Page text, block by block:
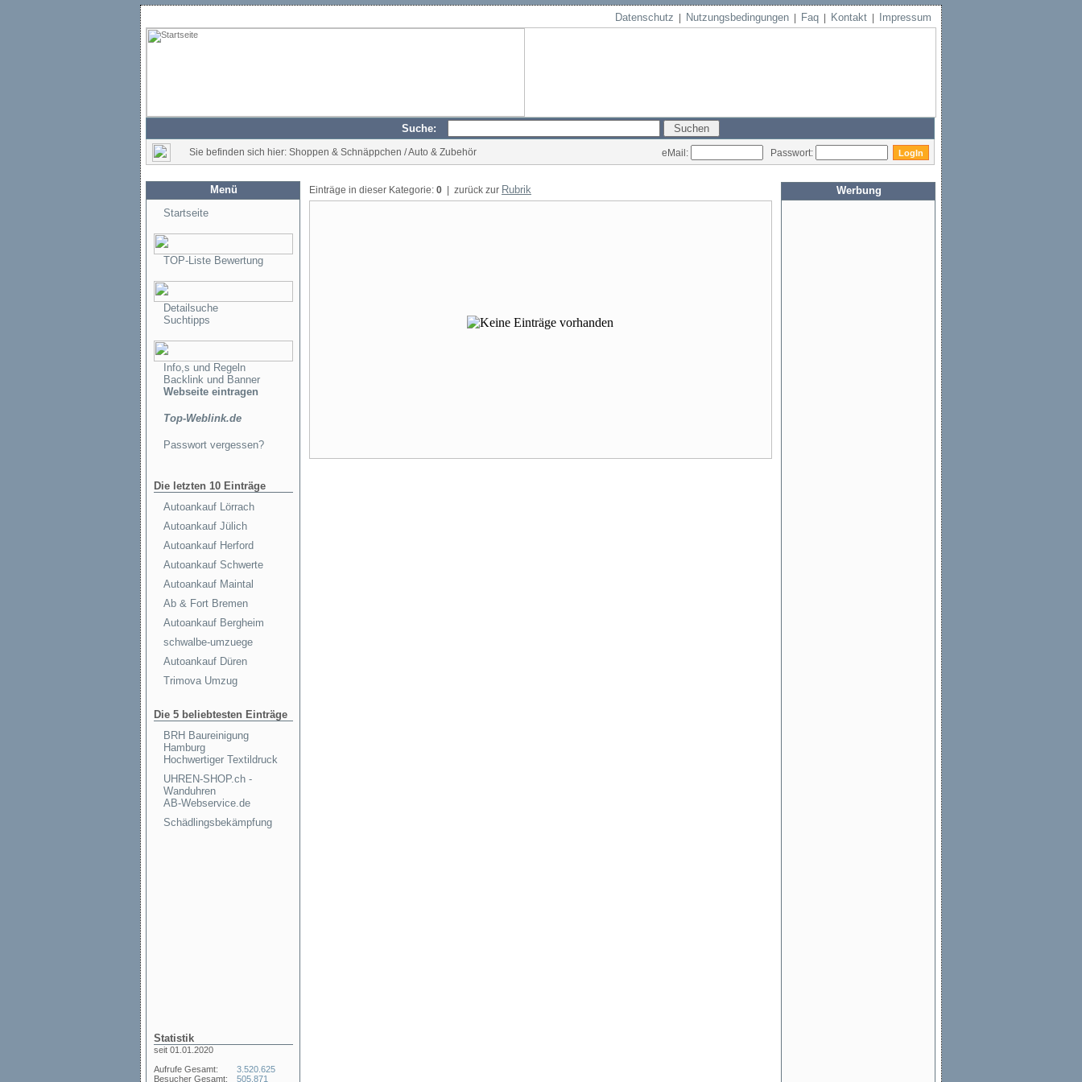
Datenschutz Nutzungsbedingungen Faq Kontakt Impressum
Suche:
Sie befinden sich hier: Shoppen & Schnäppchen / Auto & Zubehör eMail: Passwort:
Menü
Startseite
TOP-Liste Bewertung
Detailsuche
Suchtipps
Info,s und Regeln
Backlink und Banner
Webseite eintragen
Top-Weblink.de
Passwort vergessen?
Die letzten 10 Einträge
Autoankauf Lörrach
Autoankauf Jülich
Autoankauf Herford
Autoankauf Schwerte
Autoankauf Maintal
Ab & Fort Bremen
Autoankauf Bergheim
schwalbe-umzuege
Autoankauf Düren
Trimova Umzug
Die 5 beliebtesten Einträge
BRH Baureinigung
Hamburg
Hochwertiger Textildruck
UHREN-SHOP.ch -
Wanduhren
AB-Webservice.de
Schädlingsbekämpfung
Statistik
seit 01.01.2020
Aufrufe Gesamt:
Besucher Gesamt:
3.520.625
505.871
Einträge in dieser Kategorie: 0 | zurück zur Rubrik Werbung